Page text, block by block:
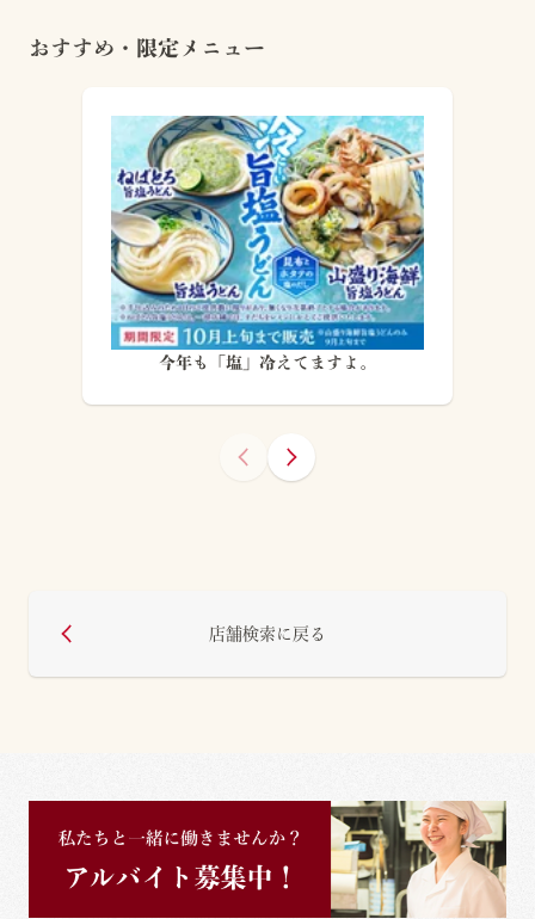
おすすめ・限定メニュー
今年も「塩」冷えてますよ。
店舗検索に戻る